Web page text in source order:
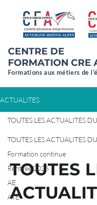
CENTRE DE
FORMATION CRE
Formations aux métiers de
ACTUALITES
TOUTES LES ACTUALITES
Formation continue
Rentrée 2026
AE
ATE
TOUTES LES ACTUALITES
TOUTES